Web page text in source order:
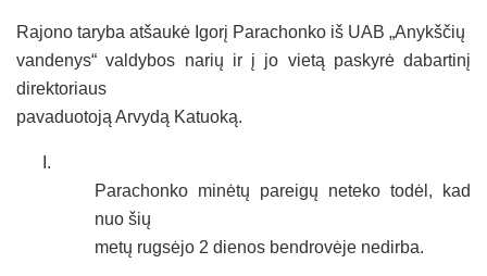
Rajono taryba atšaukė Igorį Parachonko iš UAB „Anykščių
vandenys“ valdybos narių ir į jo vietą paskyrė dabartinį
direktoriaus
pavaduotoją Arvydą Katuoką.
I.
Parachonko minėtų pareigų neteko todėl, kad
nuo šių
metų rugsėjo 2 dienos bendrovėje nedirba.